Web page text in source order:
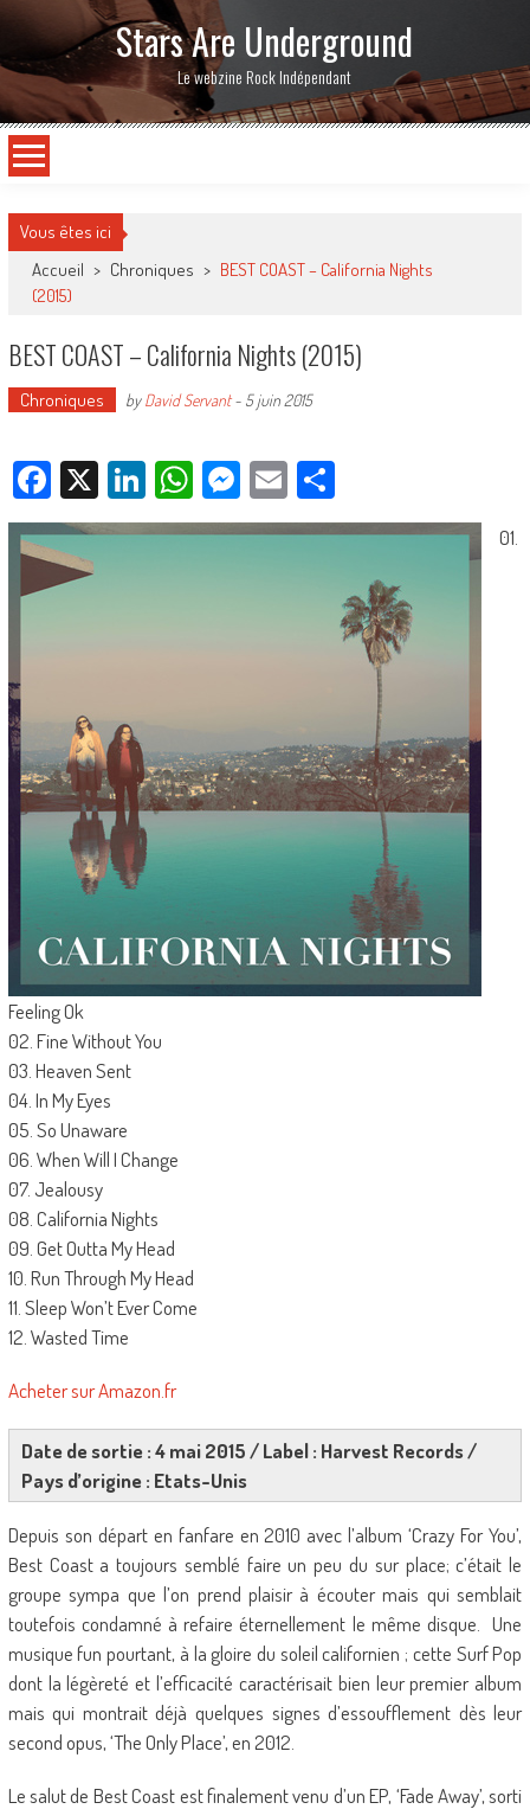
Stars Are Underground
Le webzine Rock Indépendant
Vous êtes ici
Accueil > Chroniques > BEST COAST – California Nights
(2015)
BEST COAST – California Nights (2015)
Chroniques byDavid Servant- 5 juin 2015
Facebook
X LinkedIn
WhatsApp
Messenger
EmailPartager
01.
Feeling Ok
02. Fine Without You
03. Heaven Sent
04. In My Eyes
05. So Unaware
06. When Will I Change
07. Jealousy
08. California Nights
09. Get Outta My Head
10. Run Through My Head
11. Sleep Won’t Ever Come
12. Wasted Time
Acheter sur Amazon.fr
Date de sortie : 4 mai 2015 / Label : Harvest Records /
Pays d’origine : Etats-Unis
Depuis son départ en fanfare en 2010 avec l’album ‘Crazy For You’,
Best Coast a toujours semblé faire un peu du sur place; c’était le
groupe sympa que l’on prend plaisir à écouter mais qui semblait
toutefois condamné à refaire éternellement le même disque. Une
musique fun pourtant, à la gloire du soleil californien ; cette Surf Pop
dont la légèreté et l’efficacité caractérisait bien leur premier album
mais qui montrait déjà quelques signes d’essoufflement dès leur
second opus, ‘The Only Place’, en 2012.
Le salut de Best Coast est finalement venu d’un EP, ‘Fade Away’, sorti